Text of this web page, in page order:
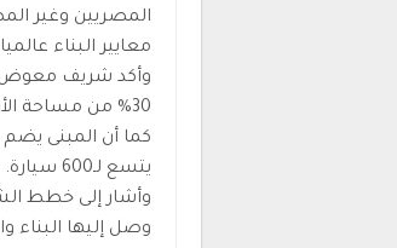
المصريين وغير
معايير البناء
يتسع لـ600 سيارة.
وأشار إلى خطط
وصل إليها